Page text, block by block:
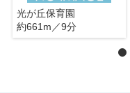
光が丘保育園
約661m／9分